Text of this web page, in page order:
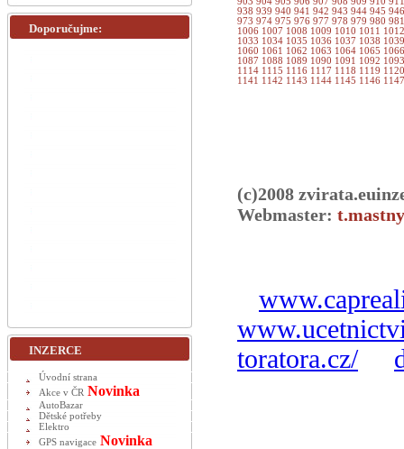
938 939 940 941 942 943 944 945
973 974 975 976 977 978 979 980
1006 1007 1008 1009 1010 1011
1033 1034 1035 1036 1037 1038
1060 1061 1062 1063 1064 1065
1087 1088 1089 1090 1091 1092
1114 1115 1116 1117 1118 1119
1141 1142 1143 1144 1145 1146
(c)2008
Webmaster:
toratora.cz/
Doporučujme:
INZERCE
Úvodní strana
Akce v ČR Novinka
AutoBazar
Dětské potřeby
Elektro
GPS navigace Novinka